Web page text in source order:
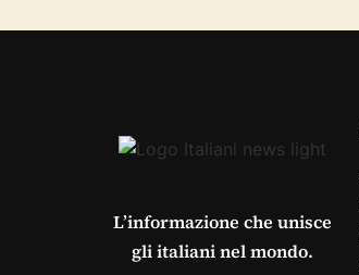
L’informazione che unisce
gli italiani nel mondo.